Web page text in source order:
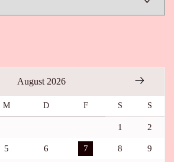
August 2026
M D F S S
1 2
5 6 7 8 9